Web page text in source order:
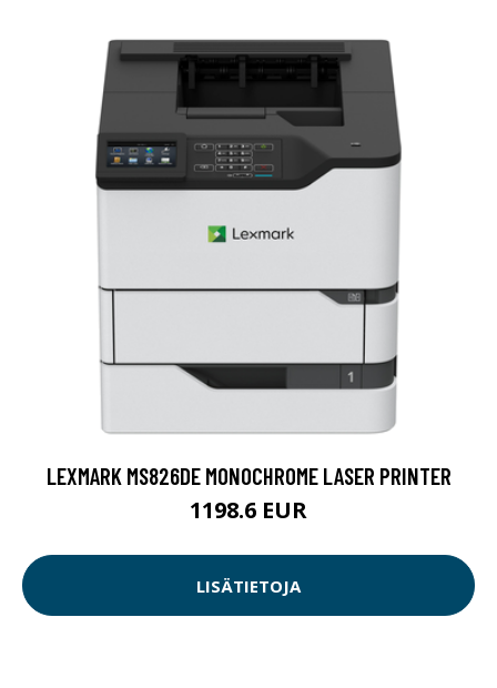
LEXMARK MS826DE MONOCHROME LASER PRINTER
1198.6 EUR
LISÄTIETOJA